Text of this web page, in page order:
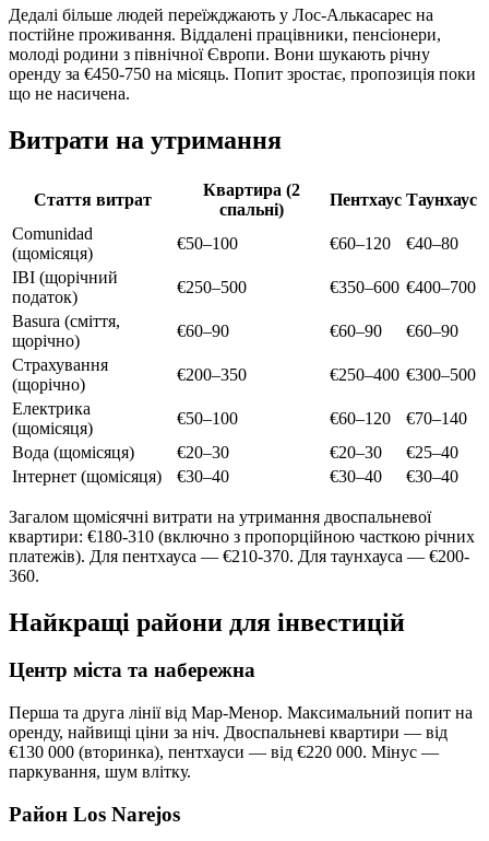
Дедалі більше людей переїжджають у Лос-Алькасарес на
постійне проживання. Віддалені працівники, пенсіонери,
молоді родини з північної Європи. Вони шукають річну
оренду за €450-750 на місяць. Попит зростає, пропозиція поки
що не насичена.
Витрати на утримання
Стаття витрат
Квартира (2
спальні)
Пентхаус Таунхаус
Comunidad
(щомісяця)
€50–100 €60–120
€40–80
IBI (щорічний
податок)
€250–500 €350–600 €400–700
Basura (сміття,
щорічно)
€60–90 €60–90
€60–90
Страхування
(щорічно)
€200–350 €250–400 €300–500
Електрика
(щомісяця)
€50–100 €60–120
€70–140
Вода (щомісяця)
€20–30 €20–30
€25–40
Інтернет (щомісяця)
€30–40 €30–40 €30–40
Загалом щомісячні витрати на утримання двоспальневої
квартири: €180-310 (включно з пропорційною часткою річних
платежів). Для пентхауса — €210-370. Для таунхауса — €200-
360.
Найкращі райони для інвестицій
Центр міста та набережна
Перша та друга лінії від Мар-Менор. Максимальний попит на
оренду, найвищі ціни за ніч. Двоспальневі квартири — від
€130 000 (вторинка), пентхауси — від €220 000. Мінус —
паркування, шум влітку.
Район Los Narejos